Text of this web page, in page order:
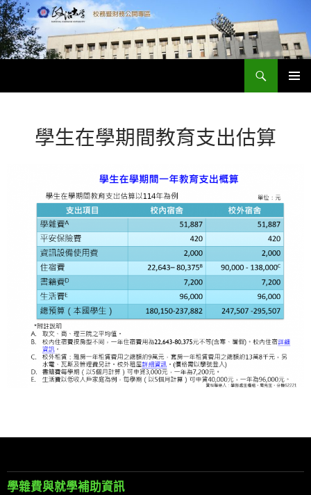
跳
至
主
要
容
學生在學期間教育支出估算
學雜費與就學補助資訊